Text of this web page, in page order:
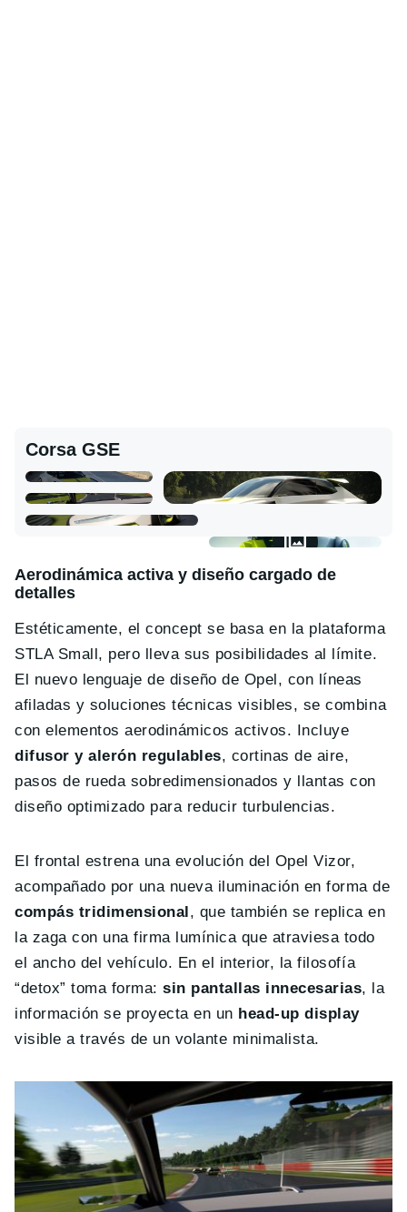
Corsa GSE
Aerodinámica activa y diseño cargado de
detalles
Estéticamente, el concept se basa en la plataforma
STLA Small, pero lleva sus posibilidades al límite.
El nuevo lenguaje de diseño de Opel, con líneas
afiladas y soluciones técnicas visibles, se combina
con elementos aerodinámicos activos. Incluye
difusor y alerón regulables, cortinas de aire,
pasos de rueda sobredimensionados y llantas con
diseño optimizado para reducir turbulencias.
El frontal estrena una evolución del Opel Vizor,
acompañado por una nueva iluminación en forma de
compás tridimensional, que también se replica en
la zaga con una firma lumínica que atraviesa todo
el ancho del vehículo. En el interior, la filosofía
“detox” toma forma:sin pantallas innecesarias, la
información se proyecta en un head-up display
visible a través de un volante minimalista.